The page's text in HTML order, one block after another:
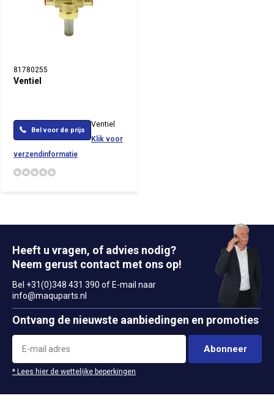
81780255
Ventiel
Bel voor de prijs
Ventiel
Klik voor
verzendinformatie
Heeft u vragen, of advies nodig?
Neem gerust contact met ons op!
Bel +31(0)348 431 390 of E-mail naar
info@maquparts.nl
Ontvang de nieuwste aanbiedingen en promoties
Abonneer
* Lees hier de wettelijke beperkingen